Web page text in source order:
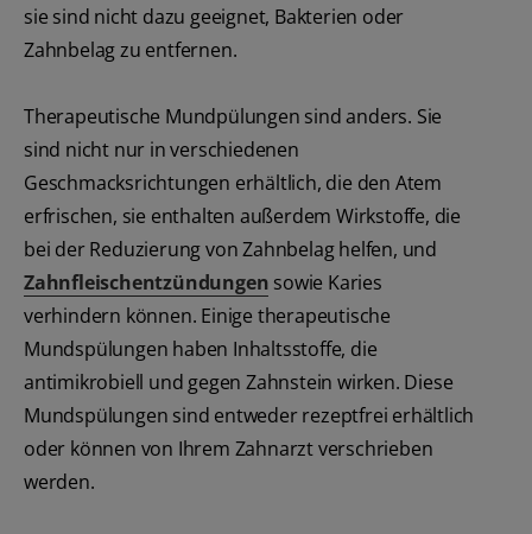
sie sind nicht dazu geeignet, Bakterien oder
Zahnbelag zu entfernen.
Therapeutische Mundpülungen sind anders. Sie
sind nicht nur in verschiedenen
Geschmacksrichtungen erhältlich, die den Atem
erfrischen, sie enthalten außerdem Wirkstoffe, die
bei der Reduzierung von Zahnbelag helfen, und
Zahnfleischentzündungen sowie Karies
verhindern können. Einige therapeutische
Mundspülungen haben Inhaltsstoffe, die
antimikrobiell und gegen Zahnstein wirken. Diese
Mundspülungen sind entweder rezeptfrei erhältlich
oder können von Ihrem Zahnarzt verschrieben
werden.